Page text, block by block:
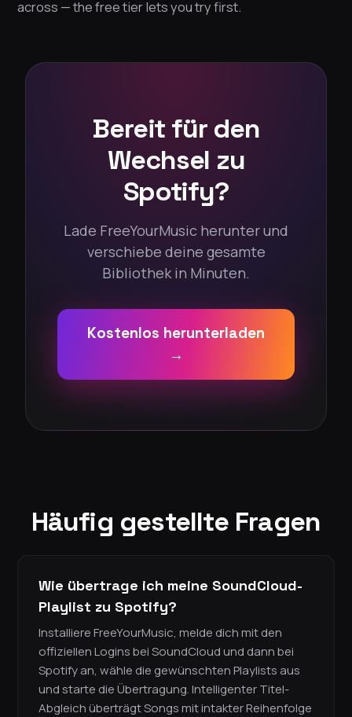
across — the free tier lets you try first.
Bereit für den
Wechsel zu
Spotify?
Lade FreeYourMusic herunter und
verschiebe deine gesamte
Bibliothek in Minuten.
Kostenlos herunterladen
→
Häufig gestellte Fragen
Wie übertrage ich meine SoundCloud-
Playlist zu Spotify?
Installiere FreeYourMusic, melde dich mit den
offiziellen Logins bei SoundCloud und dann bei
Spotify an, wähle die gewünschten Playlists aus
und starte die Übertragung. Intelligenter Titel-
Abgleich überträgt Songs mit intakter Reihenfolge